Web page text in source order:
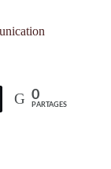
0
PARTAGES